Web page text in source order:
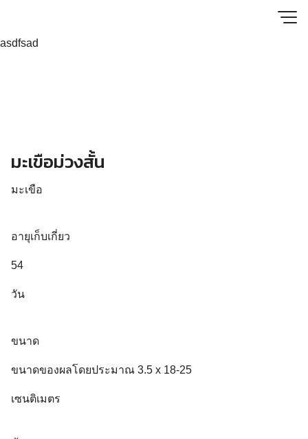
content
asdfsad
มะเขือม่วงสั้น
มะเขือ
อายุเก็บเกี่ยว
54
วัน
ขนาด
ขนาดของผลโดยประมาณ 3.5 x 18-25
เซนติเมตร